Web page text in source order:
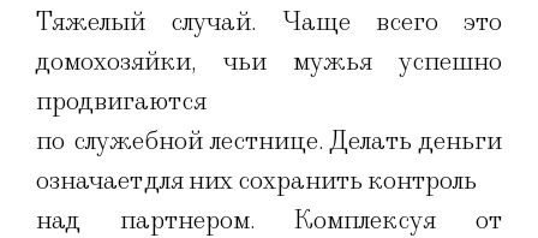
Тяжелый случай. Чаще всего это
домохозяйки, чьи мужья успешно
продвигаются
по служебной лестнице. Делать деньги
означает для них сохранить контроль
над партнером. Комплексуя от